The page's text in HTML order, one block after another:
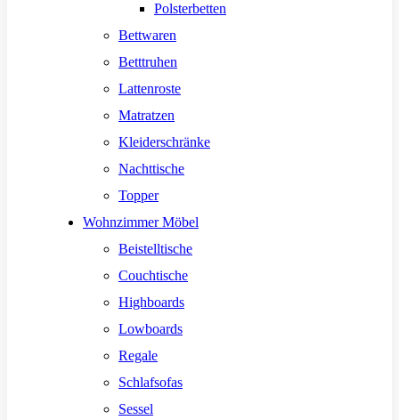
Polsterbetten
Bettwaren
Betttruhen
Lattenroste
Matratzen
Kleiderschränke
Nachttische
Topper
Wohnzimmer Möbel
Beistelltische
Couchtische
Highboards
Lowboards
Regale
Schlafsofas
Sessel